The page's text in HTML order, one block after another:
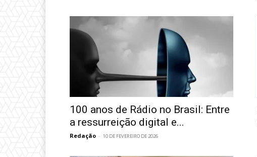
100 anos de Rádio no Brasil: Entre
a ressurreição digital e...
Redação - 10 DE FEVEREIRO DE 2026